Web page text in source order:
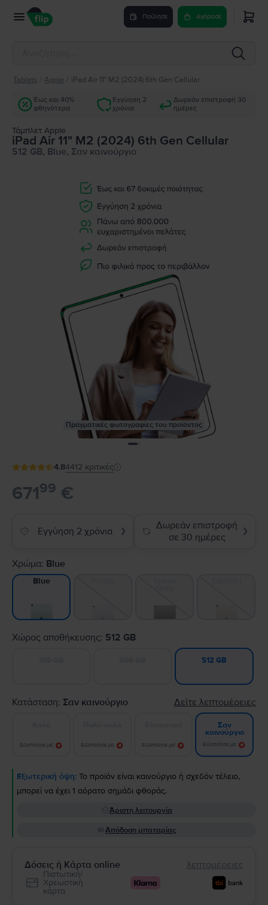
Πούλησε Αγόρασε
Tablets Apple iPad Air 11" M2 (2024) 6th Gen Cellular
Έως και 40%
φθηνότερα
Εγγύηση 2
χρόνια
Δωρεάν επιστροφή 30
ημέρες
Τάμπλετ Apple
iPad Air 11" M2 (2024) 6th Gen Cellular
512 GB, Blue, Σαν καινούργιο
Πραγματικές φωτογραφίες του προϊόντος
4.84412 κριτικές
67199 €
Εγγύηση 2 χρόνια ❯
Δωρεάν επιστροφή
σε 30 ημέρες
❯
Χρώμα: Blue
Blue
Χώρος αποθήκευσης: 512 GB
512 GB
Κατάσταση: Σαν καινούργιο Δείτε λεπτομέρειες
Ειδοποίησε με! Ειδοποίησε με! Ειδοποίησε με!
Σαν
καινούργιο
Ειδοποίησε με!
Εξωτερική όψη: Το προϊόν είναι καινούργιο ή σχεδόν τέλειο,
μπορεί να έχει 1 αόρατο σημάδι φθοράς.
Άριστη λειτουργία
Απόδοση μπαταρίας
Δόσεις ή Κάρτα online λεπτομέρειες
Πιστωτική/
Χρεωστική
κάρτα